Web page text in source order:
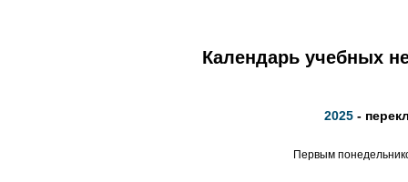
Календарь учебных
2025 -
Первым